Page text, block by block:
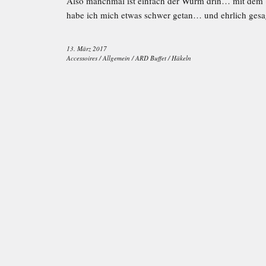
habe ich mich etwas schwer getan… und ehrlich
13. März 2017
Accessoires /Allgemein /ARD Buffet / Häkeln